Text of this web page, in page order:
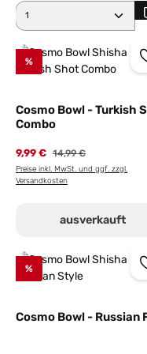
Produkt Anzahl:
%
Cosmo Bowl - Turkish
Combo
9,99 € Regulärer Preis:
14,99 €
Preise inkl. MwSt. und ggf. zzgl.
Versandkosten
ausverkauft
%
Cosmo Bowl - Russian